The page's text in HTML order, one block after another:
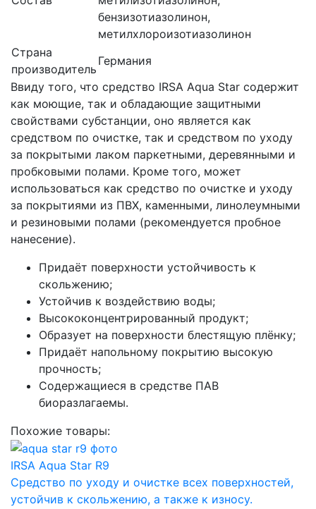
бензизотиазолинон,
метилхлороизотиазолинон
Страна
производитель
Германия
Ввиду того, что средство IRSA Aqua Star содержит
как моющие, так и обладающие защитными
свойствами субстанции, оно является как
средством по очистке, так и средством по уходу
за покрытыми лаком паркетными, деревянными и
пробковыми полами. Кроме того, может
использоваться как средство по очистке и уходу
за покрытиями из ПВХ, каменными, линолеумными
и резиновыми полами (рекомендуется пробное
нанесение).
Придаёт поверхности устойчивость к
скольжению;
Устойчив к воздействию воды;
Высококонцентрированный продукт;
Образует на поверхности блестящую плёнку;
Придаёт напольному покрытию высокую
прочность;
Содержащиеся в средстве ПАВ
биоразлагаемы.
Похожие товары:
IRSA Aqua Star R9
Средство по уходу и очистке всех поверхностей,
устойчив к скольжению, а также к износу.